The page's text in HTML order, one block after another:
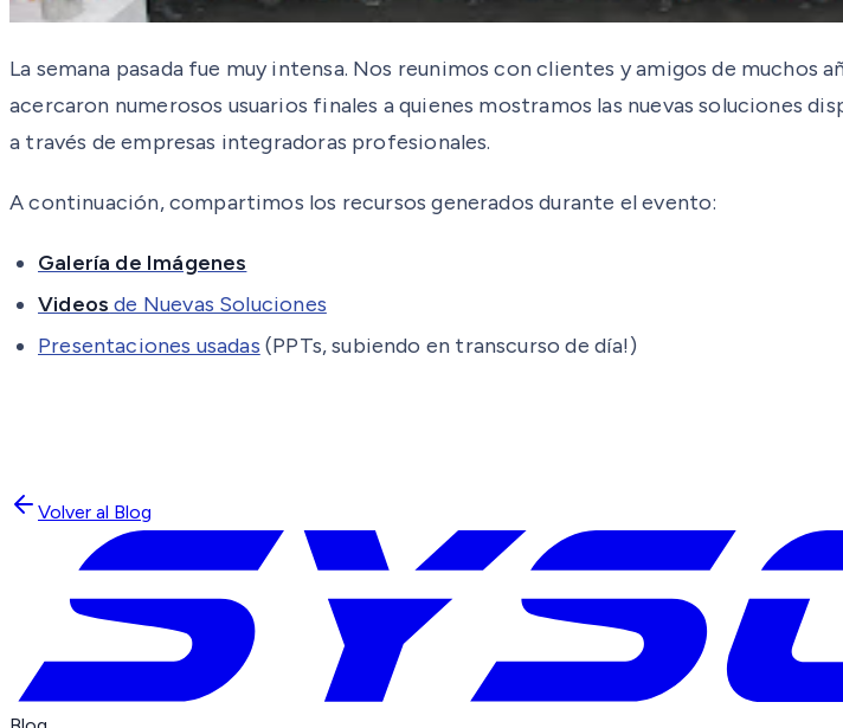
La semana pasada fue muy intensa. Nos reunimos con clientes y amigos de
acercaron numerosos usuarios finales a quienes mostramos las nuevas soluciones
a través de empresas integradoras profesionales.
A continuación, compartimos los recursos generados durante el evento:
Galería de Imágenes
Videos de Nuevas Soluciones
Presentaciones usadas (PPTs, subiendo en transcurso de día!)
Volver al Blog